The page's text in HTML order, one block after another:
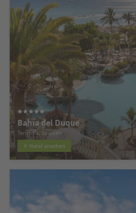
Bahia del Duque
Teneriffa, Spanien
Hotel ansehen